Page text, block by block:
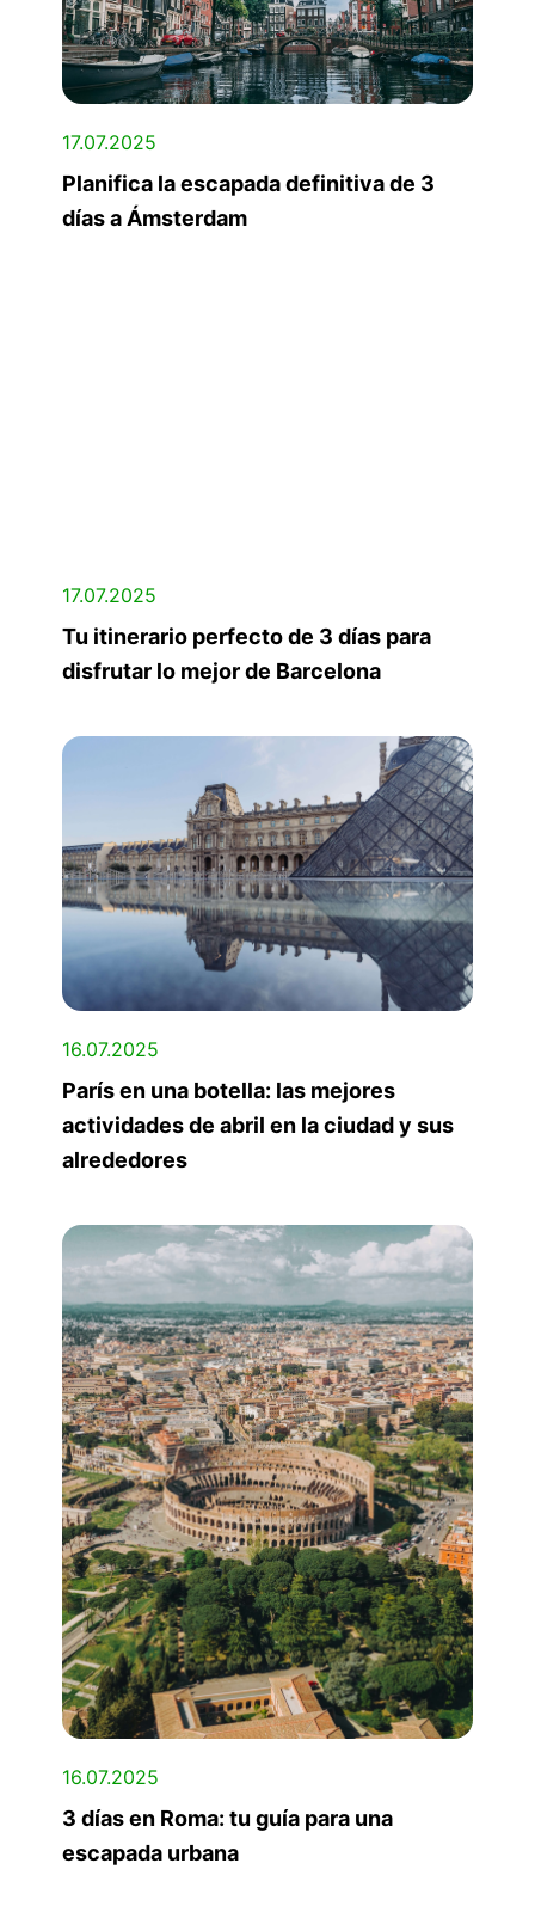
17.07.2025
Planifica la escapada definitiva de 3
días a Ámsterdam
17.07.2025
Tu itinerario perfecto de 3 días para
disfrutar lo mejor de Barcelona
16.07.2025
París en una botella: las mejores
actividades de abril en la ciudad y sus
alrededores
16.07.2025
3 días en Roma: tu guía para una
escapada urbana